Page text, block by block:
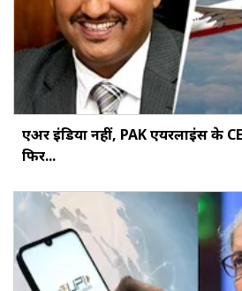
एअर इंडिया नहीं, PAK एयरलाइंस के
फिर...